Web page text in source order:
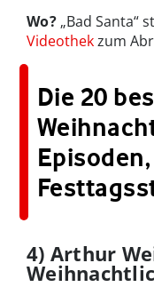
Wo?„Bad Santa“
Videothekzum
Die 20
4) Arthur